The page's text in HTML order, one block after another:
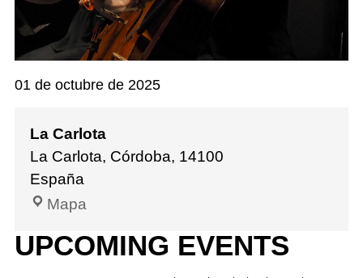
01 de octubre de 2025
La Carlota
La Carlota, Córdoba, 14100
España
Mapa
UPCOMING EVENTS